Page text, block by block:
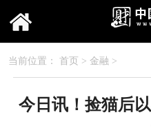
当前位置： 首页 > 金融 >
今日讯！捡猫后